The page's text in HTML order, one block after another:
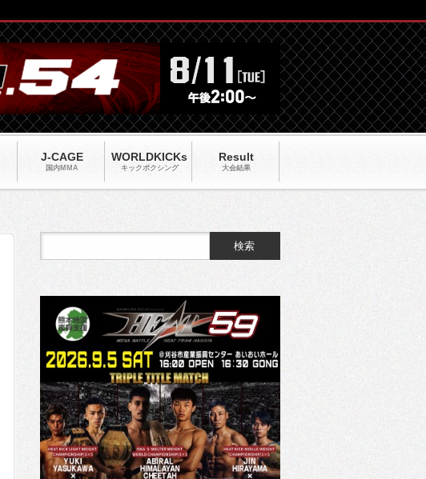
J-CAGE
国内MMA
WORLDKICKs
キックポクシング
Result
大会結果